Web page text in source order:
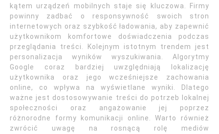
kątem urządzeń mobilnych staje się kluczowa. Firmy
powinny zadbać o responsywność swoich stron
internetowych oraz szybkość ładowania, aby zapewnić
użytkownikom komfortowe doświadczenia podczas
przeglądania treści. Kolejnym istotnym trendem jest
personalizacja wyników wyszukiwania. Algorytmy
Google coraz bardziej uwzględniają lokalizację
użytkownika oraz jego wcześniejsze zachowania
online, co wpływa na wyświetlane wyniki. Dlatego
ważne jest dostosowywanie treści do potrzeb lokalnej
społeczności oraz angażowanie jej poprzez
różnorodne formy komunikacji online. Warto również
zwrócić uwagę na rosnącą rolę mediów